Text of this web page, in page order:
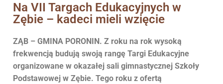
Na VII Targach Edukacyjnych w
Zębie – kadeci mieli wzięcie
ZĄB – GMINA PORONIN. Z roku na rok wysoką
frekwencją budują swoją rangę Targi Edukacyjne
organizowane w okazałej sali gimnastycznej Szkoły
Podstawowej w Zębie. Tego roku z ofertą